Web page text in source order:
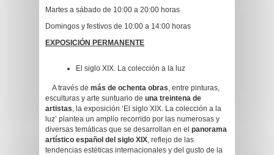
Martes a sábado de 10:00 a 20:00 horas
Domingos y festivos de 10:00 a 14:00 horas
EXPOSICIÓN PERMANENTE
El siglo XIX. La colección a la luz
A través de más de ochenta obras, entre pinturas,
esculturas y arte suntuario de una treintena de
artistas, la exposición ‘El siglo XIX. La colección a la
luz’ plantea un amplio recorrido por las numerosas y
diversas temáticas que se desarrollan en el panorama
artístico español del siglo XIX, reflejo de las
tendencias estéticas internacionales y del gusto de la